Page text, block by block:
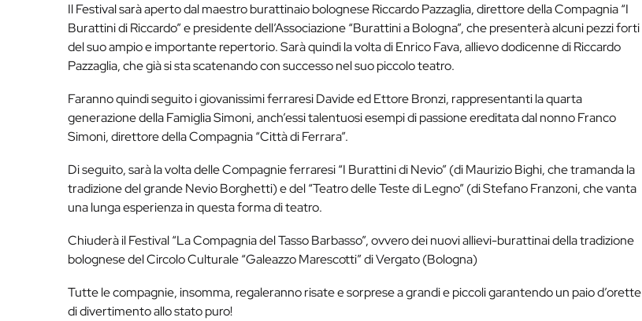
Il Festival sarà aperto dal maestro burattinaio bolognese Riccardo Pazzaglia, direttore della Compagnia “I
Burattini di Riccardo” e presidente dell’Associazione “Burattini a Bologna”, che presenterà alcuni pezzi forti
del suo ampio e importante repertorio. Sarà quindi la volta di Enrico Fava, allievo dodicenne di Riccardo
Pazzaglia, che già si sta scatenando con successo nel suo piccolo teatro.
Faranno quindi seguito i giovanissimi ferraresi Davide ed Ettore Bronzi, rappresentanti la quarta
generazione della Famiglia Simoni, anch’essi talentuosi esempi di passione ereditata dal nonno Franco
Simoni, direttore della Compagnia “Città di Ferrara”.
Di seguito, sarà la volta delle Compagnie ferraresi “I Burattini di Nevio” (di Maurizio Bighi, che tramanda la
tradizione del grande Nevio Borghetti) e del “Teatro delle Teste di Legno” (di Stefano Franzoni, che vanta
una lunga esperienza in questa forma di teatro.
Chiuderà il Festival “La Compagnia del Tasso Barbasso”, ovvero dei nuovi allievi-burattinai della tradizione
bolognese del Circolo Culturale “Galeazzo Marescotti” di Vergato (Bologna)
Tutte le compagnie, insomma, regaleranno risate e sorprese a grandi e piccoli garantendo un paio d’orette
di divertimento allo stato puro!